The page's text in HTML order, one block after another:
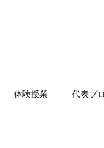
体験授業 代表プ